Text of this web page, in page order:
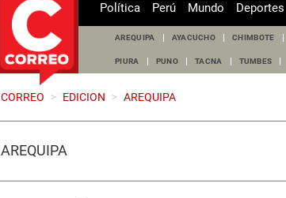
Política Perú Mundo Deportes
AREQUIPA AYACUCHO CHIMBOTE
PIURA PUNO TACNA TUMBES
CORREO > EDICION > AREQUIPA
AREQUIPA